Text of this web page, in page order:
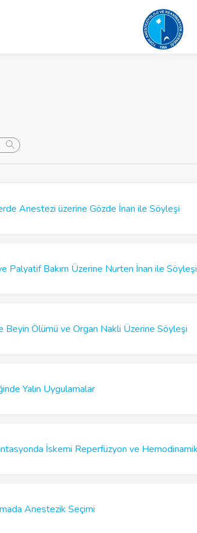
Anestezi üzerine Gözde İnan ile Söyleşi
Palyatif Bakım Üzerine Nurten İnan ile Söyleşi
Beyin Ölümü ve Organ Nakli Üzerine Söyleşi
Yalın Uygulamalar
Anestezik Seçimi